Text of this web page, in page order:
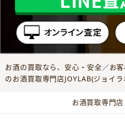
お酒の買取なら、安心・安全／お
のお酒買取専門店JOYLAB(ジョイラ
お酒買取専門店